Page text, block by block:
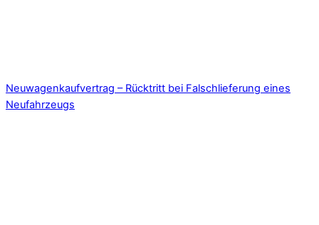
Neuwagenkaufvertrag – Rücktritt bei Falschlieferung eines
Neufahrzeugs